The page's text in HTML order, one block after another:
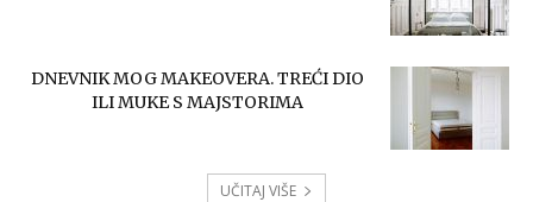
DNEVNIK MOG MAKEOVERA. TREĆI DIO
ILI MUKE S MAJSTORIMA
UČITAJ VIŠE